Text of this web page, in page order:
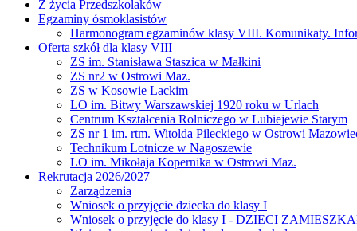
Z życia Przedszkolaków
Egzaminy ósmoklasistów
Harmonogram egzaminów klasy VIII. Komunikaty.
Oferta szkół dla klasy VIII
ZS im. Stanisława Staszica w Małkini
ZS nr2 w Ostrowi Maz.
ZS w Kosowie Lackim
LO im. Bitwy Warszawskiej 1920 roku w Urlach
Centrum Kształcenia Rolniczego w Lubiejewie Starym
ZS nr 1 im. rtm. Witolda Pileckiego w Ostrowi
Technikum Lotnicze w Nagoszewie
LO im. Mikołaja Kopernika w Ostrowi Maz.
Rekrutacja 2026/2027
Zarządzenia
Wniosek o przyjęcie dziecka do klasy I
Wniosek o przyjęcie do klasy I - DZIECI